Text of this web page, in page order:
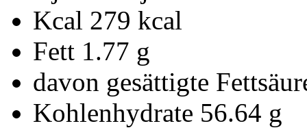
Kcal 279 kcal
Fett 1.77 g
davon gesättigte
Kohlenhydrate 56.64 g